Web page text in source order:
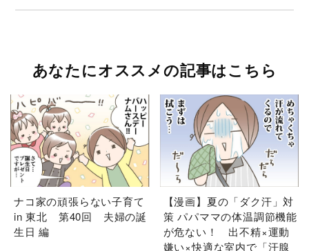
あなたにオススメの記事はこちら
ナコ家の頑張らない子育て
in 東北 第40回 夫婦の誕
生日 編
【漫画】夏の「ダク汗」対
策 パパママの体温調節機能
が危ない！ 出不精×運動
嫌い×快適な室内で「汗腺